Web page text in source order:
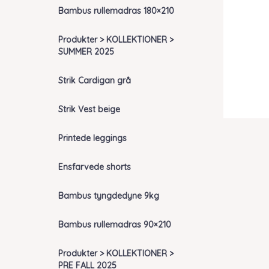
Bambus rullemadras 180×210
Produkter > KOLLEKTIONER >
SUMMER 2025
Strik Cardigan grå
Strik Vest beige
Printede leggings
Ensfarvede shorts
Bambus tyngdedyne 9kg
Bambus rullemadras 90×210
Produkter > KOLLEKTIONER >
PRE FALL 2025